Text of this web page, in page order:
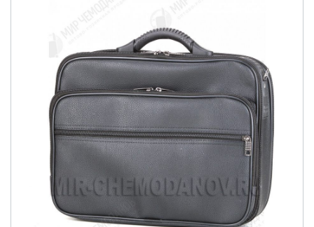
Сумки деловые
Сумки поясные
Сумки пляжные
Сумки для ноутбуков
Сумки-тележки хозяйственные
Сумки-рюкзаки на колёсах
Сумки детские
Рюкзаки